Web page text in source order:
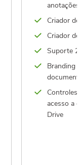
anotações
Criador
Criador
Suporte
Branding
Controles
acesso a
Drive